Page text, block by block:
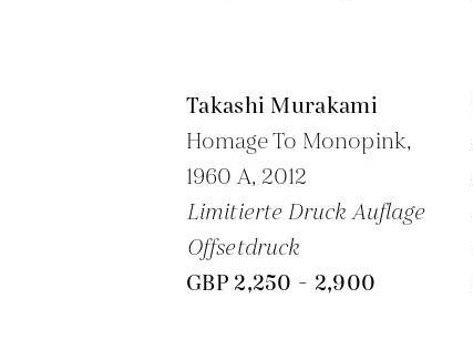
Takashi Murakami
Homage To Monopink,
1960 A, 2012
Limitierte Druck Auflage
Offsetdruck
GBP 2,250 - 2,900